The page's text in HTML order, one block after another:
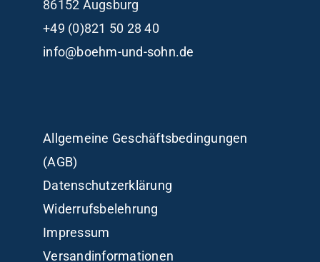
86152 Augsburg
+49 (0)821 50 28 40
info@boehm-und-sohn.de
Allgemeine Geschäftsbedingungen
(AGB)
Datenschutzerklärung
Widerrufsbelehrung
Impressum
Versandinformationen